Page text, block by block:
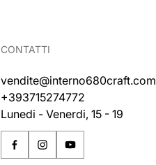
CONTATTI
vendite@interno680craft.com
+393715274772
Lunedi - Venerdi, 15 - 19